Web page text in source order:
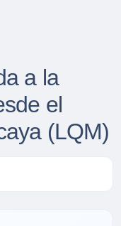
a la
el
(LQM)